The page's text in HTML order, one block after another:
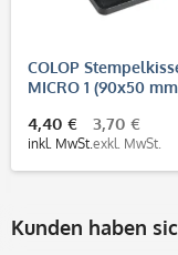
COLOP
MICRO 1 (90x50
4,40 €
inkl. MwSt.
3,70 €
exkl. MwSt.
Kunden haben